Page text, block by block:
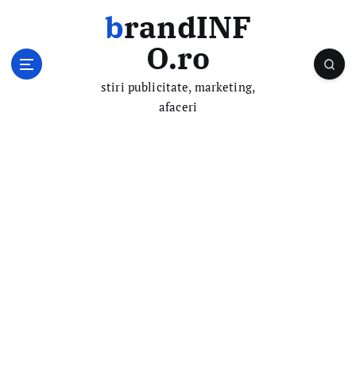
brandINF
O.ro
stiri publicitate, marketing,
afaceri